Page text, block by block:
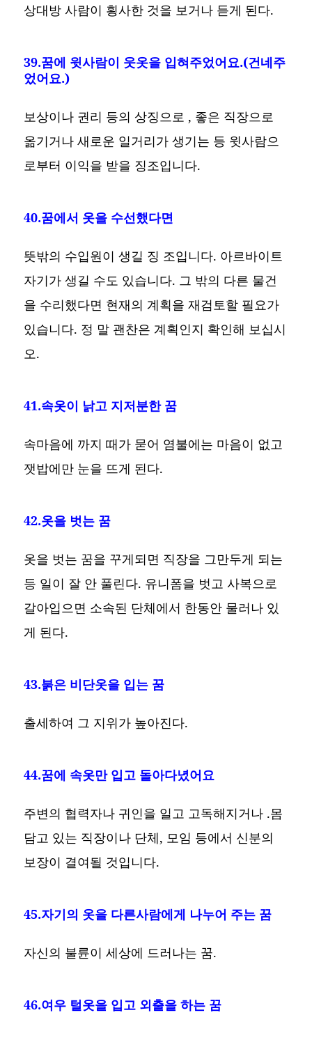
상대방 사람이 횡사한 것을 보거나 듣게 된다.
39.꿈에 윗사람이 웃옷을 입혀주었어요.(건네주
었어요.)
보상이나 권리 등의 상징으로 , 좋은 직장으로
옮기거나 새로운 일거리가 생기는 등 윗사람으
로부터 이익을 받을 징조입니다.
40.꿈에서 옷을 수선했다면
뜻밖의 수입원이 생길 징 조입니다. 아르바이트
자기가 생길 수도 있습니다. 그 밖의 다른 물건
을 수리했다면 현재의 계획을 재검토할 필요가
있습니다. 정 말 괜찬은 계획인지 확인해 보십시
오.
41.속옷이 낡고 지저분한 꿈
속마음에 까지 때가 묻어 염불에는 마음이 없고
잿밥에만 눈을 뜨게 된다.
42.옷을 벗는 꿈
옷을 벗는 꿈을 꾸게되면 직장을 그만두게 되는
등 일이 잘 안 풀린다. 유니폼을 벗고 사복으로
갈아입으면 소속된 단체에서 한동안 물러나 있
게 된다.
43.붉은 비단옷을 입는 꿈
출세하여 그 지위가 높아진다.
44.꿈에 속옷만 입고 돌아다녔어요
주변의 협력자나 귀인을 일고 고독해지거나 .몸
담고 있는 직장이나 단체, 모임 등에서 신분의
보장이 결여될 것입니다.
45.자기의 옷을 다른사람에게 나누어 주는 꿈
자신의 불륜이 세상에 드러나는 꿈.
46.여우 털옷을 입고 외출을 하는 꿈